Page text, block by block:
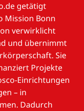
getätigt
Mission Bonn
verwirklicht
und übernimmt
Sie
Projekte
Einrichtungen
– in
Dadurch